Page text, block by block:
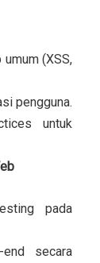
(XSS,
pengguna.
untuk
pada
secara